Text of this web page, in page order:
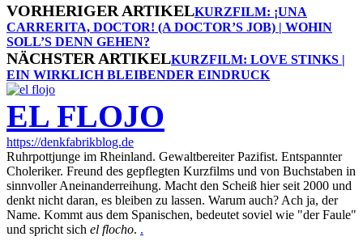
VORHERIGER ARTIKELKURZFILM: ¡UNA
CARRERITA, DOCTOR! (A DOCTOR’S JOB) | WOHIN
SOLL’S DENN GEHEN?
NÄCHSTER ARTIKELKURZFILM: LOVE STINKS |
EIN WIRKLICH BLEIBENDER EINDRUCK
EL FLOJO
https://denkfabrikblog.de
Ruhrpottjunge im Rheinland. Gewaltbereiter Pazifist. Entspannter
Choleriker. Freund des gepflegten Kurzfilms und von Buchstaben in
sinnvoller Aneinanderreihung. Macht den Scheiß hier seit 2000 und
denkt nicht daran, es bleiben zu lassen. Warum auch? Ach ja, der
Name. Kommt aus dem Spanischen, bedeutet soviel wie "der Faule"
und spricht sich el flocho. .